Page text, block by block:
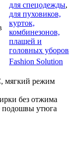
для спецодежды,
для пуховиков,
курток,
комбинезонов,
плащей и
головных уборов
Fashion Solution
мягкий режим
без отжима
подошвы утюга